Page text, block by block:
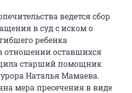
ведется сбор
в суд с иском о
ребенка
отношении оставшихся
старший помощник
Наталья Мамаева.
мера пресечения в виде